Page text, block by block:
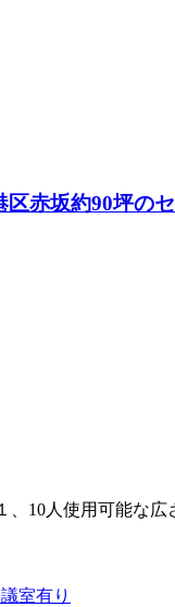
区赤坂約90坪の
10人使用可能な広
室有り